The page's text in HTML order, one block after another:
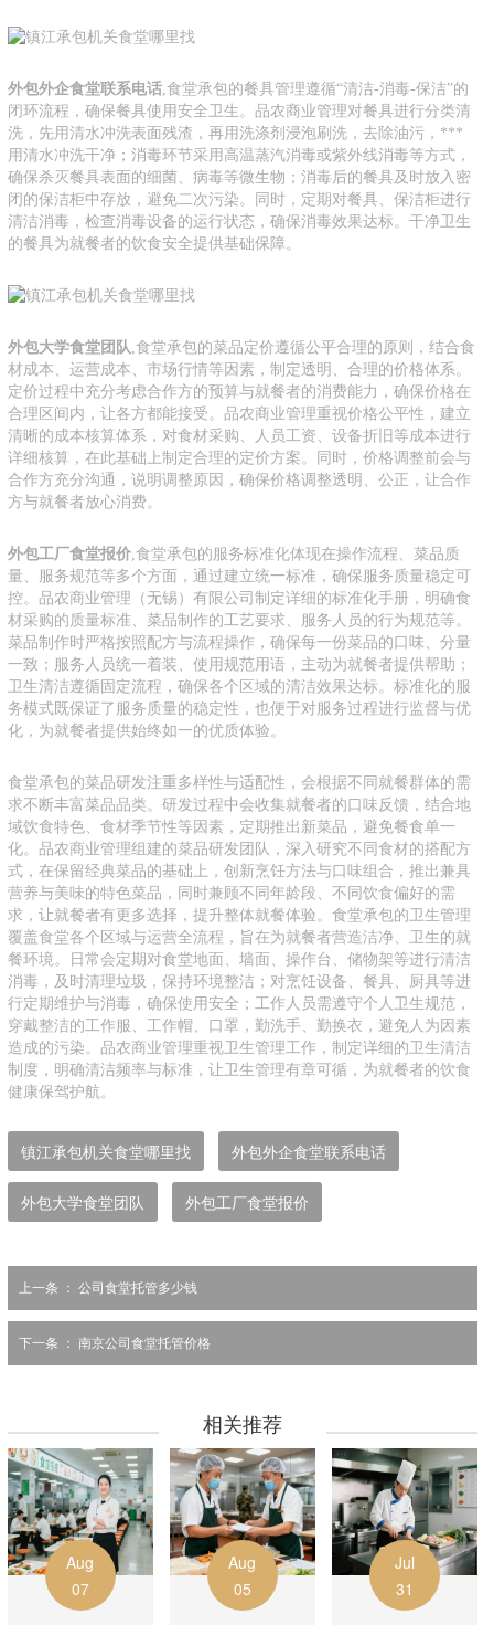
外包外企食堂联系电话,食堂承包的餐具管理遵循“清洁-消毒-保洁”的
闭环流程，确保餐具使用安全卫生。品农商业管理对餐具进行分类清
洗，先用清水冲洗表面残渣，再用洗涤剂浸泡刷洗，去除油污，***
用清水冲洗干净；消毒环节采用高温蒸汽消毒或紫外线消毒等方式，
确保杀灭餐具表面的细菌、病毒等微生物；消毒后的餐具及时放入密
闭的保洁柜中存放，避免二次污染。同时，定期对餐具、保洁柜进行
清洁消毒，检查消毒设备的运行状态，确保消毒效果达标。干净卫生
的餐具为就餐者的饮食安全提供基础保障。
外包大学食堂团队,食堂承包的菜品定价遵循公平合理的原则，结合食
材成本、运营成本、市场行情等因素，制定透明、合理的价格体系。
定价过程中充分考虑合作方的预算与就餐者的消费能力，确保价格在
合理区间内，让各方都能接受。品农商业管理重视价格公平性，建立
清晰的成本核算体系，对食材采购、人员工资、设备折旧等成本进行
详细核算，在此基础上制定合理的定价方案。同时，价格调整前会与
合作方充分沟通，说明调整原因，确保价格调整透明、公正，让合作
方与就餐者放心消费。
外包工厂食堂报价,食堂承包的服务标准化体现在操作流程、菜品质
量、服务规范等多个方面，通过建立统一标准，确保服务质量稳定可
控。品农商业管理（无锡）有限公司制定详细的标准化手册，明确食
材采购的质量标准、菜品制作的工艺要求、服务人员的行为规范等。
菜品制作时严格按照配方与流程操作，确保每一份菜品的口味、分量
一致；服务人员统一着装、使用规范用语，主动为就餐者提供帮助；
卫生清洁遵循固定流程，确保各个区域的清洁效果达标。标准化的服
务模式既保证了服务质量的稳定性，也便于对服务过程进行监督与优
化，为就餐者提供始终如一的优质体验。
食堂承包的菜品研发注重多样性与适配性，会根据不同就餐群体的需
求不断丰富菜品品类。研发过程中会收集就餐者的口味反馈，结合地
域饮食特色、食材季节性等因素，定期推出新菜品，避免餐食单一
化。品农商业管理组建的菜品研发团队，深入研究不同食材的搭配方
式，在保留经典菜品的基础上，创新烹饪方法与口味组合，推出兼具
营养与美味的特色菜品，同时兼顾不同年龄段、不同饮食偏好的需
求，让就餐者有更多选择，提升整体就餐体验。食堂承包的卫生管理
覆盖食堂各个区域与运营全流程，旨在为就餐者营造洁净、卫生的就
餐环境。日常会定期对食堂地面、墙面、操作台、储物架等进行清洁
消毒，及时清理垃圾，保持环境整洁；对烹饪设备、餐具、厨具等进
行定期维护与消毒，确保使用安全；工作人员需遵守个人卫生规范，
穿戴整洁的工作服、工作帽、口罩，勤洗手、勤换衣，避免人为因素
造成的污染。品农商业管理重视卫生管理工作，制定详细的卫生清洁
制度，明确清洁频率与标准，让卫生管理有章可循，为就餐者的饮食
健康保驾护航。
镇江承包机关食堂哪里找 外包外企食堂联系电话
外包大学食堂团队 外包工厂食堂报价
上一条 ： 公司食堂托管多少钱
下一条 ： 南京公司食堂托管价格
相关推荐
Aug
07
Aug
05
Jul
31